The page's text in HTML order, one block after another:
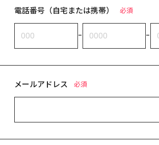
電話番号（自宅または携帯） 必須
- -
メールアドレス 必須